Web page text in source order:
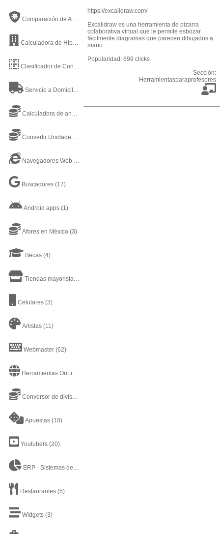
Comparación de Antivirus
Calculadora de Hipotecas MSN
Clasificador de Contenido
Servicio a Domicilio (9)
Calculadora de ahorros
Convertir Unidades Online
Navegadores Web de Internet
Buscadores (17)
Android apps (1)
Afores en México (3)
Becas (4)
Tiendas mayoristas (1)
Celulares (3)
Artistas (11)
Webmaster (62)
Herramientas OnLine
Conversor de divisas
Apuestas (10)
Youtubers (20)
ERP - Sistemas de planificación de recursos empresariales - Enterprise Resource Planning
Restaurantes (5)
Widgets (3)
https://excalidraw.com/
Excalidraw es una herramienta de pizarra
colaborativa virtual que le permite esbozar
fácilmente diagramas que parecen dibujados a
mano.
Popularidad: 699 clicks
Sección:
Herramientasparaprofesores